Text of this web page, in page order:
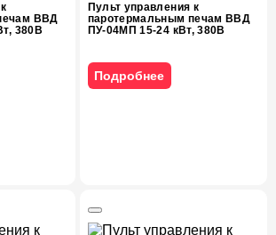
ВВД
380В
Пульт управления к
паротермальным печам ВВД
ПУ-04МП 15-24 кВт, 380В
Подробнее